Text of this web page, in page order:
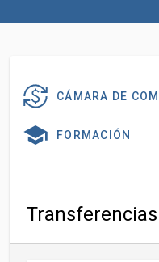
CÁMARA DE
FORMACIÓN